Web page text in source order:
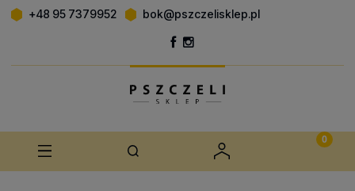
+48 95 7379952 bok@pszczelisklep.pl